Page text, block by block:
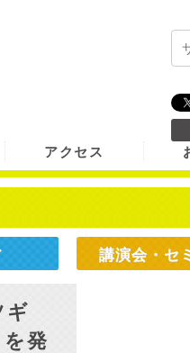
アクセス
講演会・セ
ギ
発